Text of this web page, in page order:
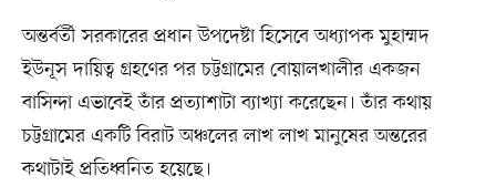
অন্তর্বর্তী সরকারের প্রধান উপদেষ্টা হিসেবে অধ্যাপক মুহাম্মদ
ইউনূস দায়িত্ব গ্রহণের পর চট্টগ্রামের বোয়ালখালীর একজন
বাসিন্দা এভাবেই তাঁর প্রত্যাশাটা ব্যাখ্যা করেছেন। তাঁর কথায়
চট্টগ্রামের একটি বিরাট অঞ্চলের লাখ লাখ মানুষের অন্তরের
কথাটাই প্রতিধ্বনিত হয়েছে।